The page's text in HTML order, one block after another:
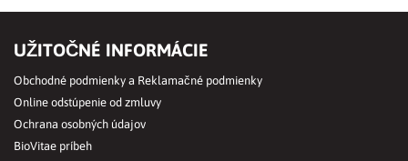
UŽITOČNÉ INFORMÁCIE
Obchodné podmienky a Reklamačné podmienky
Online odstúpenie od zmluvy
Ochrana osobných údajov
BioVitae príbeh